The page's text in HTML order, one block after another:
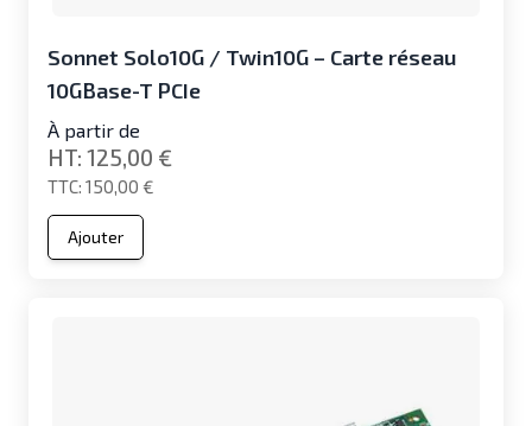
Sonnet Solo10G / Twin10G – Carte réseau
10GBase-T PCIe
À partir de
150,00 €
125,00 €
Ajouter